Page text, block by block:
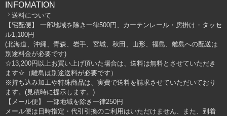
INFOMATION
送料について
【宅配便】 一部地域を除き一律500円、カーテンレール・房掛け・タッセ
ル1,100円
(北海道、沖縄、青森、岩手、宮城、秋田、山形、福島、離島への配送は
別途料金が必要です)
☆13,200円以上お買い上げ頂いた場合は、送料は無料とさせていただき
ます☆（離島は別途送料が必要です）
※持ち込み加工や特殊商品は、実費で送料を請求させていただいており
ます。(見積時に提示します。)
【メール便】 一部地域を除き一律250円
メール便は日時指定・代引引換のご利用はいただけません、また、到着